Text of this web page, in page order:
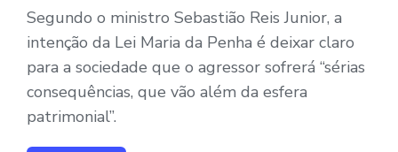
Segundo o ministro Sebastião Reis Junior, a
intenção da Lei Maria da Penha é deixar claro
para a sociedade que o agressor sofrerá “sérias
consequências, que vão além da esfera
patrimonial”.